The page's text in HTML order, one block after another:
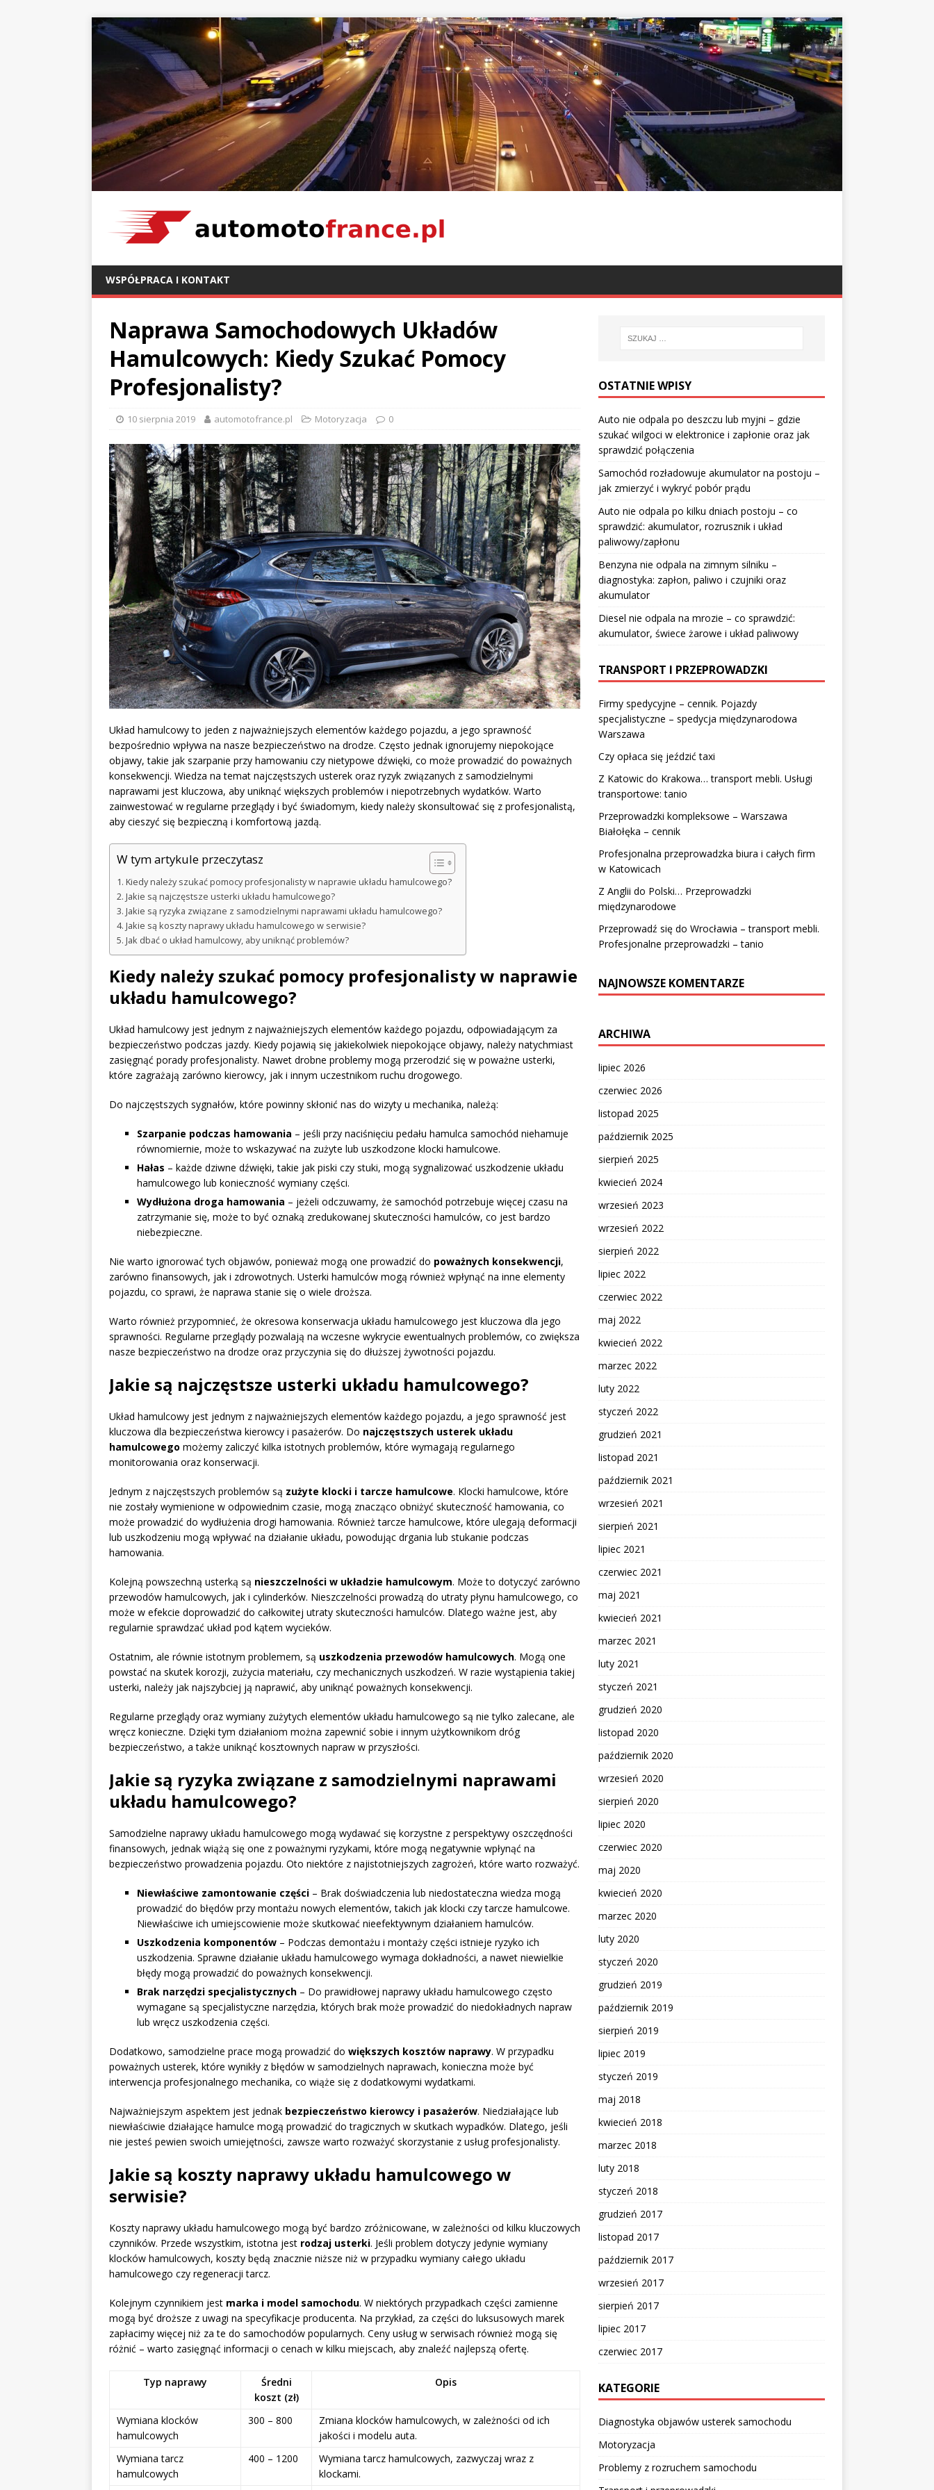
WSPÓŁPRACA I KONTAKT
Naprawa Samochodowych Układów
Hamulcowych: Kiedy Szukać Pomocy
Profesjonalisty?
10 sierpnia 2019 automotofrance.pl Motoryzacja 0
Układ hamulcowy to jeden z najważniejszych elementów każdego pojazdu, a jego sprawność
bezpośrednio wpływa na nasze bezpieczeństwo na drodze. Często jednak ignorujemy niepokojące
objawy, takie jak szarpanie przy hamowaniu czy nietypowe dźwięki, co może prowadzić do poważnych
konsekwencji. Wiedza na temat najczęstszych usterek oraz ryzyk związanych z samodzielnymi
naprawami jest kluczowa, aby uniknąć większych problemów i niepotrzebnych wydatków. Warto
zainwestować w regularne przeglądy i być świadomym, kiedy należy skonsultować się z profesjonalistą,
aby cieszyć się bezpieczną i komfortową jazdą.
W tym artykule przeczytasz
Kiedy należy szukać pomocy profesjonalisty w naprawie układu hamulcowego?
Jakie są najczęstsze usterki układu hamulcowego?
Jakie są ryzyka związane z samodzielnymi naprawami układu hamulcowego?
Jakie są koszty naprawy układu hamulcowego w serwisie?
Jak dbać o układ hamulcowy, aby uniknąć problemów?
Kiedy należy szukać pomocy profesjonalisty w naprawie
układu hamulcowego?
Układ hamulcowy jest jednym z najważniejszych elementów każdego pojazdu, odpowiadającym za
bezpieczeństwo podczas jazdy. Kiedy pojawią się jakiekolwiek niepokojące objawy, należy natychmiast
zasięgnąć porady profesjonalisty. Nawet drobne problemy mogą przerodzić się w poważne usterki,
które zagrażają zarówno kierowcy, jak i innym uczestnikom ruchu drogowego.
Do najczęstszych sygnałów, które powinny skłonić nas do wizyty u mechanika, należą:
Szarpanie podczas hamowania – jeśli przy naciśnięciu pedału hamulca samochód niehamuje
równomiernie, może to wskazywać na zużyte lub uszkodzone klocki hamulcowe.
Hałas – każde dziwne dźwięki, takie jak piski czy stuki, mogą sygnalizować uszkodzenie układu
hamulcowego lub konieczność wymiany części.
Wydłużona droga hamowania – jeżeli odczuwamy, że samochód potrzebuje więcej czasu na
zatrzymanie się, może to być oznaką zredukowanej skuteczności hamulców, co jest bardzo
niebezpieczne.
Nie warto ignorować tych objawów, ponieważ mogą one prowadzić do poważnych konsekwencji,
zarówno finansowych, jak i zdrowotnych. Usterki hamulców mogą również wpłynąć na inne elementy
pojazdu, co sprawi, że naprawa stanie się o wiele droższa.
Warto również przypomnieć, że okresowa konserwacja układu hamulcowego jest kluczowa dla jego
sprawności. Regularne przeglądy pozwalają na wczesne wykrycie ewentualnych problemów, co zwiększa
nasze bezpieczeństwo na drodze oraz przyczynia się do dłuższej żywotności pojazdu.
Jakie są najczęstsze usterki układu hamulcowego?
Układ hamulcowy jest jednym z najważniejszych elementów każdego pojazdu, a jego sprawność jest
kluczowa dla bezpieczeństwa kierowcy i pasażerów. Do najczęstszych usterek układu
hamulcowego możemy zaliczyć kilka istotnych problemów, które wymagają regularnego
monitorowania oraz konserwacji.
Jednym z najczęstszych problemów są zużyte klocki i tarcze hamulcowe. Klocki hamulcowe, które
nie zostały wymienione w odpowiednim czasie, mogą znacząco obniżyć skuteczność hamowania, co
może prowadzić do wydłużenia drogi hamowania. Również tarcze hamulcowe, które ulegają deformacji
lub uszkodzeniu mogą wpływać na działanie układu, powodując drgania lub stukanie podczas
hamowania.
Kolejną powszechną usterką są nieszczelności w układzie hamulcowym. Może to dotyczyć zarówno
przewodów hamulcowych, jak i cylinderków. Nieszczelności prowadzą do utraty płynu hamulcowego, co
może w efekcie doprowadzić do całkowitej utraty skuteczności hamulców. Dlatego ważne jest, aby
regularnie sprawdzać układ pod kątem wycieków.
Ostatnim, ale równie istotnym problemem, są uszkodzenia przewodów hamulcowych. Mogą one
powstać na skutek korozji, zużycia materiału, czy mechanicznych uszkodzeń. W razie wystąpienia takiej
usterki, należy jak najszybciej ją naprawić, aby uniknąć poważnych konsekwencji.
Regularne przeglądy oraz wymiany zużytych elementów układu hamulcowego są nie tylko zalecane, ale
wręcz konieczne. Dzięki tym działaniom można zapewnić sobie i innym użytkownikom dróg
bezpieczeństwo, a także uniknąć kosztownych napraw w przyszłości.
Jakie są ryzyka związane z samodzielnymi naprawami
układu hamulcowego?
Samodzielne naprawy układu hamulcowego mogą wydawać się korzystne z perspektywy oszczędności
finansowych, jednak wiążą się one z poważnymi ryzykami, które mogą negatywnie wpłynąć na
bezpieczeństwo prowadzenia pojazdu. Oto niektóre z najistotniejszych zagrożeń, które warto rozważyć.
Niewłaściwe zamontowanie części – Brak doświadczenia lub niedostateczna wiedza mogą
prowadzić do błędów przy montażu nowych elementów, takich jak klocki czy tarcze hamulcowe.
Niewłaściwe ich umiejscowienie może skutkować nieefektywnym działaniem hamulców.
Uszkodzenia komponentów – Podczas demontażu i montaży części istnieje ryzyko ich
uszkodzenia. Sprawne działanie układu hamulcowego wymaga dokładności, a nawet niewielkie
błędy mogą prowadzić do poważnych konsekwencji.
Brak narzędzi specjalistycznych – Do prawidłowej naprawy układu hamulcowego często
wymagane są specjalistyczne narzędzia, których brak może prowadzić do niedokładnych napraw
lub wręcz uszkodzenia części.
Dodatkowo, samodzielne prace mogą prowadzić do większych kosztów naprawy. W przypadku
poważnych usterek, które wynikły z błędów w samodzielnych naprawach, konieczna może być
interwencja profesjonalnego mechanika, co wiąże się z dodatkowymi wydatkami.
Najważniejszym aspektem jest jednak bezpieczeństwo kierowcy i pasażerów. Niedziałające lub
niewłaściwie działające hamulce mogą prowadzić do tragicznych w skutkach wypadków. Dlatego, jeśli
nie jesteś pewien swoich umiejętności, zawsze warto rozważyć skorzystanie z usług profesjonalisty.
Jakie są koszty naprawy układu hamulcowego w
serwisie?
Koszty naprawy układu hamulcowego mogą być bardzo zróżnicowane, w zależności od kilku kluczowych
czynników. Przede wszystkim, istotna jest rodzaj usterki. Jeśli problem dotyczy jedynie wymiany
klocków hamulcowych, koszty będą znacznie niższe niż w przypadku wymiany całego układu
hamulcowego czy regeneracji tarcz.
Kolejnym czynnikiem jest marka i model samochodu. W niektórych przypadkach części zamienne
mogą być droższe z uwagi na specyfikacje producenta. Na przykład, za części do luksusowych marek
zapłacimy więcej niż za te do samochodów popularnych. Ceny usług w serwisach również mogą się
różnić – warto zasięgnąć informacji o cenach w kilku miejscach, aby znaleźć najlepszą ofertę.
Typ naprawy
Średni
koszt (zł)
Opis
Wymiana klocków
hamulcowych
300 – 800
Zmiana klocków hamulcowych, w zależności od ich
jakości i modelu auta.
Wymiana tarcz
hamulcowych
400 – 1200
Wymiana tarcz hamulcowych, zazwyczaj wraz z
klockami.
OSTATNIE WPISY
Auto nie odpala po deszczu lub myjni – gdzie
szukać wilgoci w elektronice i zapłonie oraz jak
sprawdzić połączenia
Samochód rozładowuje akumulator na postoju –
jak zmierzyć i wykryć pobór prądu
Auto nie odpala po kilku dniach postoju – co
sprawdzić: akumulator, rozrusznik i układ
paliwowy/zapłonu
Benzyna nie odpala na zimnym silniku –
diagnostyka: zapłon, paliwo i czujniki oraz
akumulator
Diesel nie odpala na mrozie – co sprawdzić:
akumulator, świece żarowe i układ paliwowy
TRANSPORT I PRZEPROWADZKI
Firmy spedycyjne – cennik. Pojazdy
specjalistyczne – spedycja międzynarodowa
Warszawa
Czy opłaca się jeździć taxi
Z Katowic do Krakowa… transport mebli. Usługi
transportowe: tanio
Przeprowadzki kompleksowe – Warszawa
Białołęka – cennik
Profesjonalna przeprowadzka biura i całych firm
w Katowicach
Z Anglii do Polski… Przeprowadzki
międzynarodowe
Przeprowadź się do Wrocławia – transport mebli.
Profesjonalne przeprowadzki – tanio
NAJNOWSZE KOMENTARZE
ARCHIWA
lipiec 2026
czerwiec 2026
listopad 2025
październik 2025
sierpień 2025
kwiecień 2024
wrzesień 2023
wrzesień 2022
sierpień 2022
lipiec 2022
czerwiec 2022
maj 2022
kwiecień 2022
marzec 2022
luty 2022
styczeń 2022
grudzień 2021
listopad 2021
październik 2021
wrzesień 2021
sierpień 2021
lipiec 2021
czerwiec 2021
maj 2021
kwiecień 2021
marzec 2021
luty 2021
styczeń 2021
grudzień 2020
listopad 2020
październik 2020
wrzesień 2020
sierpień 2020
lipiec 2020
czerwiec 2020
maj 2020
kwiecień 2020
marzec 2020
luty 2020
styczeń 2020
grudzień 2019
październik 2019
sierpień 2019
lipiec 2019
styczeń 2019
maj 2018
kwiecień 2018
marzec 2018
luty 2018
styczeń 2018
grudzień 2017
listopad 2017
październik 2017
wrzesień 2017
sierpień 2017
lipiec 2017
czerwiec 2017
KATEGORIE
Diagnostyka objawów usterek samochodu
Motoryzacja
Problemy z rozruchem samochodu